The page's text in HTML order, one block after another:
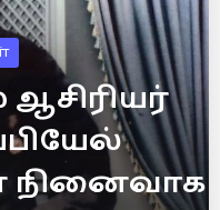
நினைவாக